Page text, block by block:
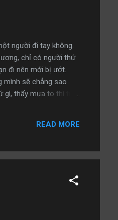
người đi tay không.
chỉ có người thứ
đi nên mới bị ướt.
mình sẽ chẳng sao
gì, thấy mưa to thì trú,
mà thôi.
READ MORE